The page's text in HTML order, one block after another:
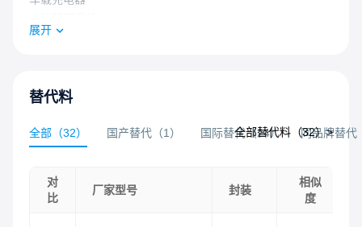
充电站
纯电动汽车
展开
替代料
全部 （32） 国产替代 （1 ） 国际替代（24） 同品牌替代
全部替代料（32）>
对
比
厂家型号 封装
相似
度